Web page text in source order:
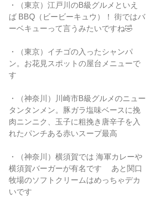
・（東京）江戸川のB級グルメといえ
ば BBQ（ビービーキュウ）！ 街ではバ
ーベキューって言うみたいですね🤣
・（東京）イチゴの入ったシャンパ
ン。お花見スポットの屋台メニューで
す
・（神奈川）川崎市B級グルメのニュー
タンタンメン。豚ガラ塩味ベースに挽
肉ニンニク、玉子に粗挽き唐辛子を入
れたパンチある赤いスープ最高
・（神奈川）横須賀では 海軍カレーや
横須賀バーガーが有名です　 あと関口
牧場のソフトクリームはめっちゃデカ
いです